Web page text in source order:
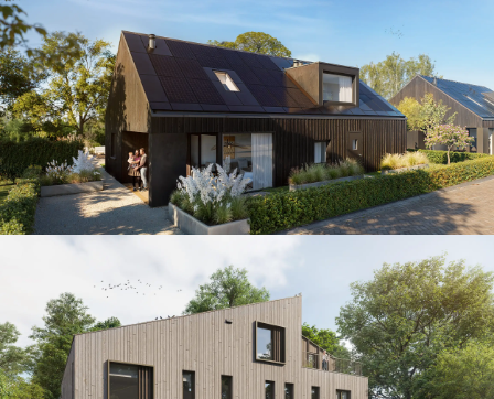
Moderne Architectuur met kennis